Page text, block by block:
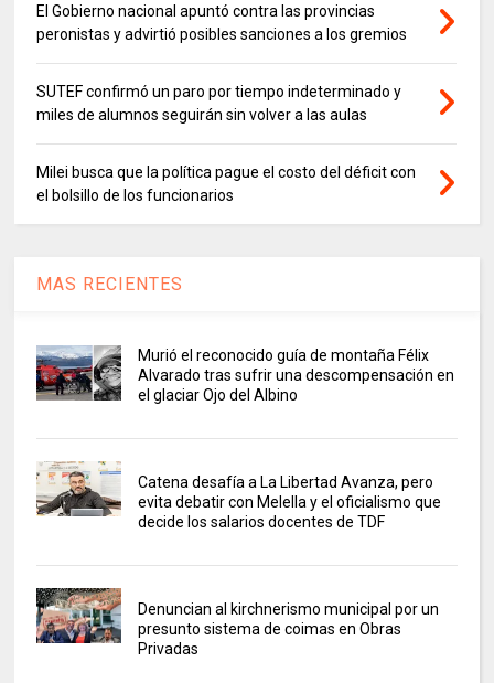
El Gobierno nacional apuntó contra las provincias
peronistas y advirtió posibles sanciones a los gremios
SUTEF confirmó un paro por tiempo indeterminado y
miles de alumnos seguirán sin volver a las aulas
Milei busca que la política pague el costo del déficit con
el bolsillo de los funcionarios
MAS RECIENTES
Murió el reconocido guía de montaña Félix
Alvarado tras sufrir una descompensación en
el glaciar Ojo del Albino
Catena desafía a La Libertad Avanza, pero
evita debatir con Melella y el oficialismo que
decide los salarios docentes de TDF
Denuncian al kirchnerismo municipal por un
presunto sistema de coimas en Obras
Privadas